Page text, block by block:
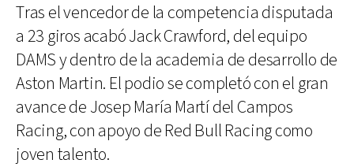
Tras el vencedor de la competencia disputada
a 23 giros acabó Jack Crawford, del equipo
DAMS y dentro de la academia de desarrollo de
Aston Martin. El podio se completó con el gran
avance de Josep María Martí del Campos
Racing, con apoyo de Red Bull Racing como
joven talento.